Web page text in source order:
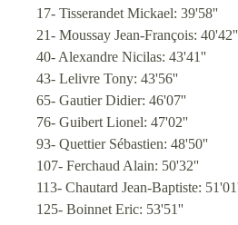
17- Tisserandet Mickael: 39'58''
21- Moussay Jean-François: 40'42''
40- Alexandre Nicilas: 43'41''
43- Lelivre Tony: 43'56''
65- Gautier Didier: 46'07''
76- Guibert Lionel: 47'02''
93- Quettier Sébastien: 48'50''
107- Ferchaud Alain: 50'32''
113- Chautard Jean-Baptiste:
125- Boinnet Eric: 53'51''